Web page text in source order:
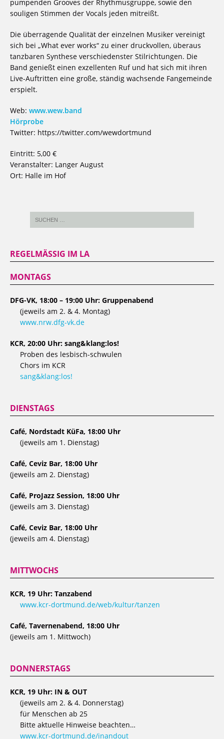
pumpenden Grooves der Rhythmusgruppe, sowie den
souligen Stimmen der Vocals jeden mitreißt.
Die überragende Qualität der einzelnen Musiker vereinigt
sich bei „What ever works“ zu einer druckvollen, überaus
tanzbaren Synthese verschiedenster Stilrichtungen. Die
Band genießt einen exzellenten Ruf und hat sich mit ihren
Live-Auftritten eine große, ständig wachsende Fangemeinde
erspielt.
Web: www.wew.band
Hörprobe
Twitter: https://twitter.com/wewdortmund
Eintritt: 5,00 €
Veranstalter: Langer August
Ort: Halle im Hof
REGELMÄSSIG IM LA
MONTAGS
DFG-VK, 18:00 – 19:00 Uhr: Gruppenabend
(jeweils am 2. & 4. Montag)
www.nrw.dfg-vk.de
KCR, 20:00 Uhr: sang&klang:los!
Proben des lesbisch-schwulen
Chors im KCR
sang&klang:los!
DIENSTAGS
Café, Nordstadt KüFa, 18:00 Uhr
(jeweils am 1. Dienstag)
Café, Ceviz Bar, 18:00 Uhr
(jeweils am 2. Dienstag)
Café, ProJazz Session, 18:00 Uhr
(jeweils am 3. Dienstag)
Café, Ceviz Bar, 18:00 Uhr
(jeweils am 4. Dienstag)
MITTWOCHS
KCR, 19 Uhr: Tanzabend
www.kcr-dortmund.de/web/kultur/tanzen
Café, Tavernenabend, 18:00 Uhr
(jeweils am 1. Mittwoch)
DONNERSTAGS
KCR, 19 Uhr: IN & OUT
(jeweils am 2. & 4. Donnerstag)
für Menschen ab 25
Bitte aktuelle Hinweise beachten…
www.kcr-dortmund.de/inandout